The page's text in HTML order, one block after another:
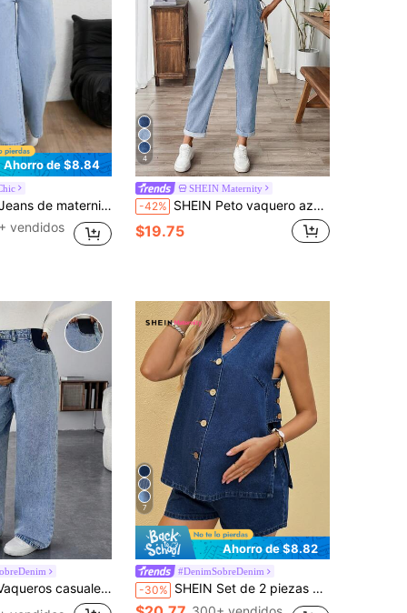
Ahorro de $8.84
unicolor, moda adecuada para el verano
vendidos
4
SHEIN Maternity
-42% SHEIN Peto vaquero azul de maternidad con dobladillo enrollado
$19.75
anchos y rectos, vaqueros casuales sueltos y azules para mujeres, vaqueros amplios de cintura alta para Acción de Gracias
7
Ahorro de $8.82
#DenimSobreDenim
-30% SHEIN Set de 2 piezas de top sin mangas con cuello en V y botones delanteros sólidos y shorts de mezclilla para maternidad